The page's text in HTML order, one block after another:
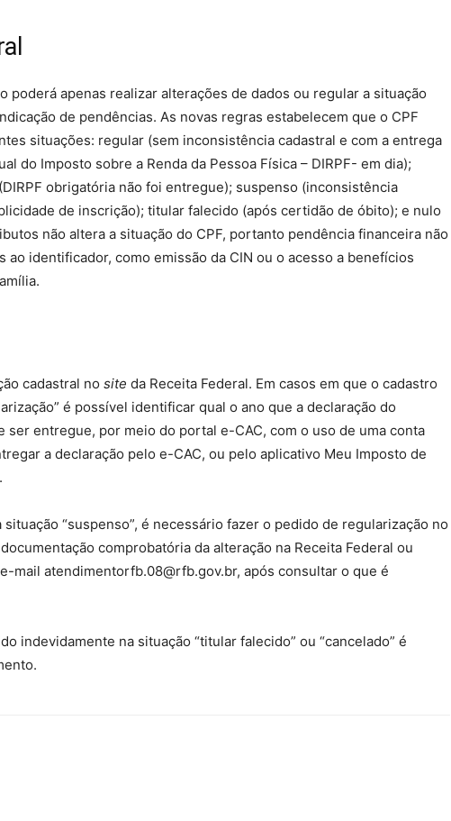
poderá apenas realizar alterações de dados ou regular a situação
de pendências. As novas regras estabelecem que o CPF
situações: regular (sem inconsistência cadastral e com a entrega
do Imposto sobre a Renda da Pessoa Física – DIRPF- em dia);
obrigatória não foi entregue); suspenso (inconsistência
de inscrição); titular falecido (após certidão de óbito); e nulo
não altera a situação do CPF, portanto pendência financeira não
ao identificador, como emissão da CIN ou o acesso a benefícios
cadastral no site da Receita Federal. Em casos em que o cadastro
é possível identificar qual o ano que a declaração do
ser entregue, por meio do portal e-CAC, com o uso de uma conta
a declaração pelo e-CAC, ou pelo aplicativo Meu Imposto de
“suspenso”, é necessário fazer o pedido de regularização no
comprobatória da alteração na Receita Federal ou
mail atendimentorfb.08@rfb.gov.br, após consultar o que é
indevidamente na situação “titular falecido” ou “cancelado” é